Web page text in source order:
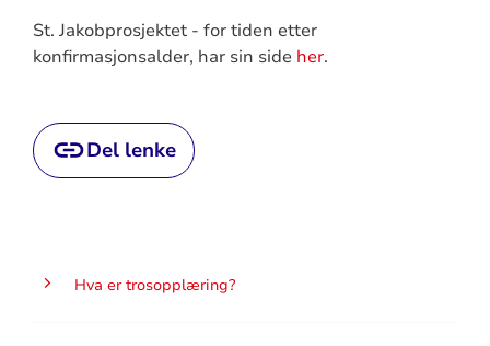
St. Jakobprosjektet - for tiden etter
konfirmasjonsalder, har sin side her.
Del lenke
Hva er trosopplæring?